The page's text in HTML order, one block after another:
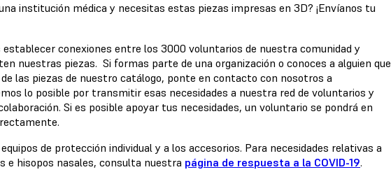
institución médica y necesitas estas piezas impresas en 3D? ¡Envíanos tu
conexiones entre los 3000 voluntarios de nuestra comunidad y
nuestras piezas. Si formas parte de una organización o conoces a alguien que
las piezas de nuestro catálogo, ponte en contacto con nosotros a
lo posible por transmitir esas necesidades a nuestra red de voluntarios y
Si es posible apoyar tus necesidades, un voluntario se pondrá en
de protección individual y a los accesorios. Para necesidades relativas a
e hisopos nasales, consulta nuestra página de respuesta a la COVID-19.